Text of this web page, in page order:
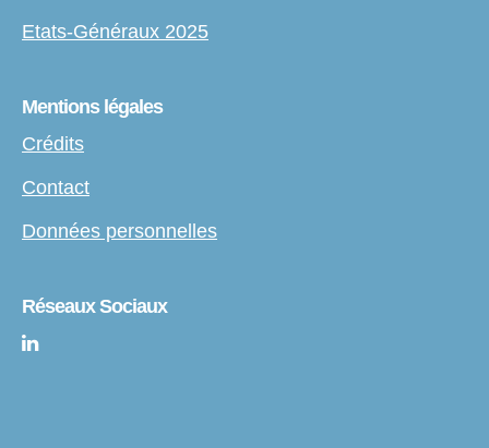
Etats-Généraux 2025
Mentions légales
Crédits
Contact
Données personnelles
Réseaux Sociaux